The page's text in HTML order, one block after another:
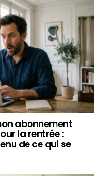
abonnement
la rentrée :
de ce qui se